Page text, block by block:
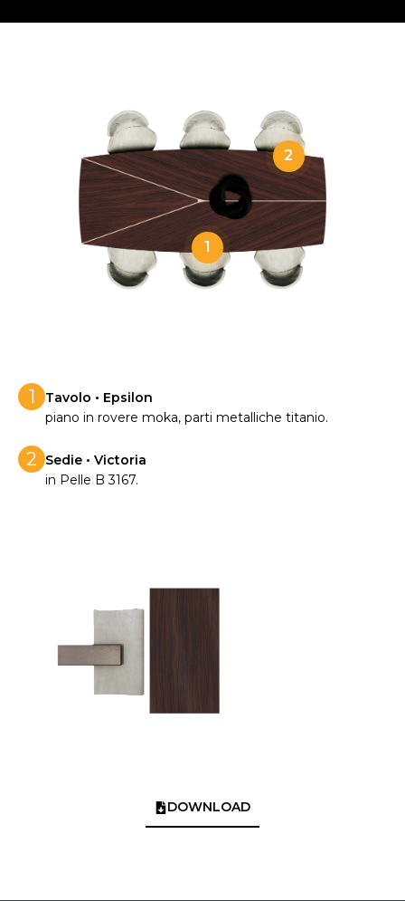
1
Tavolo • Epsilon
piano in rovere moka, parti metalliche titanio.
2
Sedie • Victoria
in Pelle B 3167.
1
2
DOWNLOAD